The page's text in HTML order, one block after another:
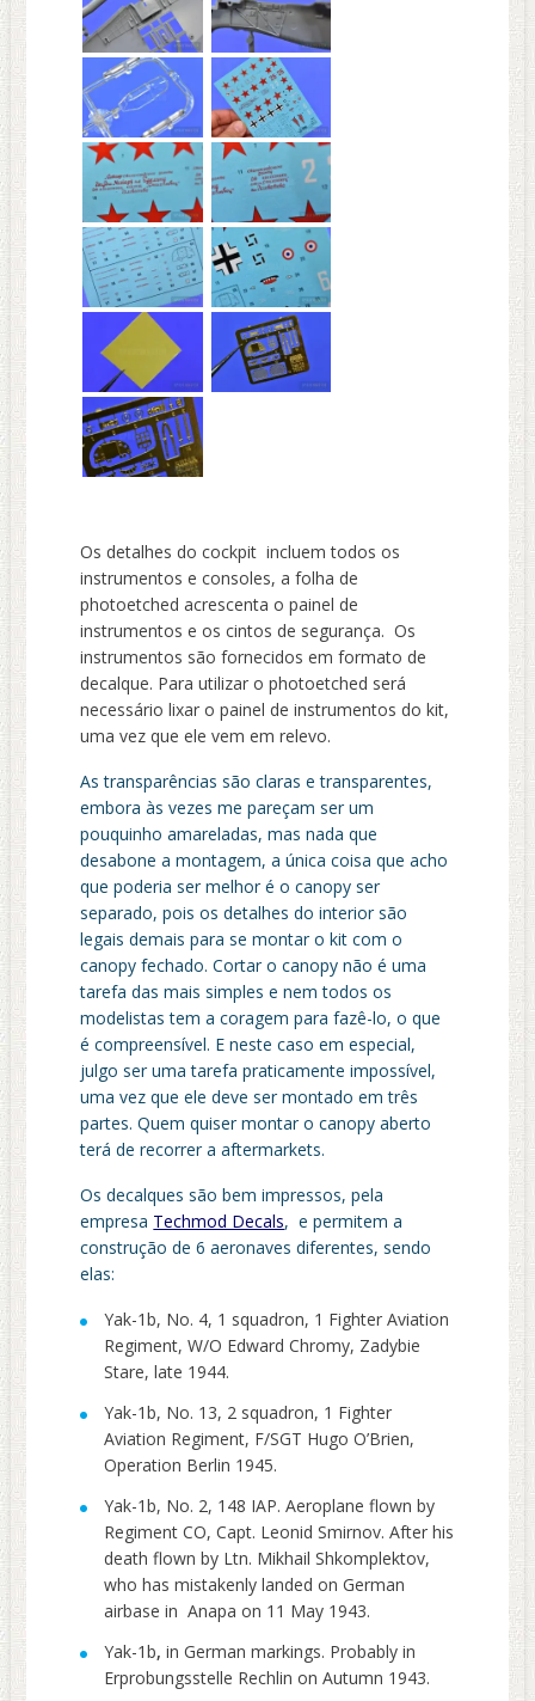
Os detalhes do cockpit incluem todos os
instrumentos e consoles, a folha de
photoetched acrescenta o painel de
instrumentos e os cintos de segurança. Os
instrumentos são fornecidos em formato de
decalque. Para utilizar o photoetched será
necessário lixar o painel de instrumentos do kit,
uma vez que ele vem em relevo.
As transparências são claras e transparentes,
embora às vezes me pareçam ser um
pouquinho amareladas, mas nada que
desabone a montagem, a única coisa que acho
que poderia ser melhor é o canopy ser
separado, pois os detalhes do interior são
legais demais para se montar o kit com o
canopy fechado. Cortar o canopy não é uma
tarefa das mais simples e nem todos os
modelistas tem a coragem para fazê-lo, o que
é compreensível. E neste caso em especial,
julgo ser uma tarefa praticamente impossível,
uma vez que ele deve ser montado em três
partes. Quem quiser montar o canopy aberto
terá de recorrer a aftermarkets.
Os decalques são bem impressos, pela
empresa Techmod Decals, e permitem a
construção de 6 aeronaves diferentes, sendo
elas:
Yak-1b, No. 4, 1 squadron, 1 Fighter Aviation
Regiment, W/O Edward Chromy, Zadybie
Stare, late 1944.
Yak-1b, No. 13, 2 squadron, 1 Fighter
Aviation Regiment, F/SGT Hugo O’Brien,
Operation Berlin 1945.
Yak-1b, No. 2, 148 IAP. Aeroplane flown by
Regiment CO, Capt. Leonid Smirnov. After his
death flown by Ltn. Mikhail Shkomplektov,
who has mistakenly landed on German
airbase in Anapa on 11 May 1943.
Yak-1b, in German markings. Probably in
Erprobungsstelle Rechlin on Autumn 1943.